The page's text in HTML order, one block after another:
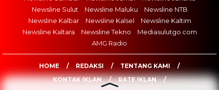
Newsline Sulut
Newsline Maluku
Newsline NTB
Newsline Kalbar
Newsline Kalsel
Newsline Kaltim
Newsline Kaltara
Newsline Tekno
Mediasulutgo.com
AMG Radio
HOME REDAKSI
TENTANG KAMI
KONTAK IKLAN
RATE IKLAN